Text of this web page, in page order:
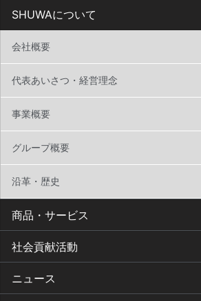
SHUWAについて
会社概要
代表あいさつ・経営理念
事業概要
グループ概要
沿革・歴史
商品・サービス
社会貢献活動
ニュース